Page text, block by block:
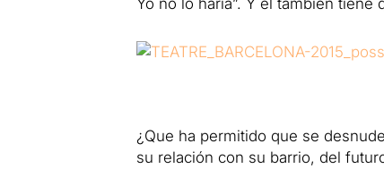
Yo no lo haría”. Y él también tiene
¿Que ha permitido que se
su relación con su barrio, del